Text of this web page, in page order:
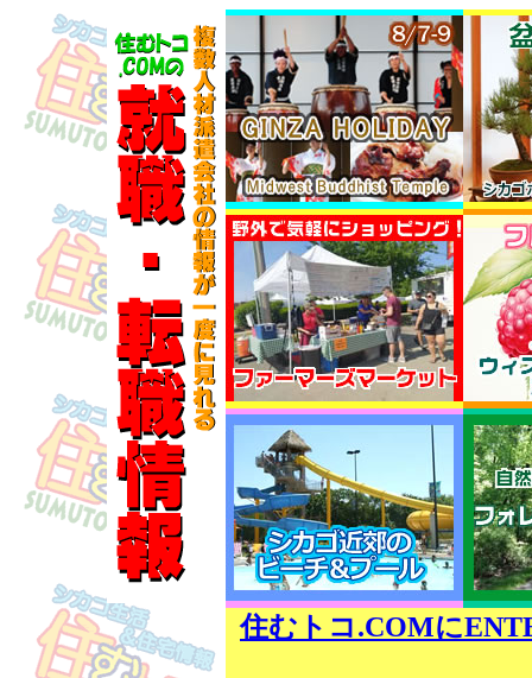
住むトコ.COMに